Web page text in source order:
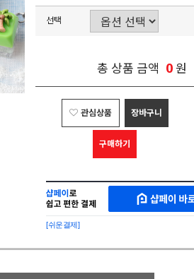
선택
총 상품 금액 0원
관심상품 장바구니
구매하기
MAKESHOP
SHOPPAY
로
간
구
샵
페
이
구
[쉬운결제]